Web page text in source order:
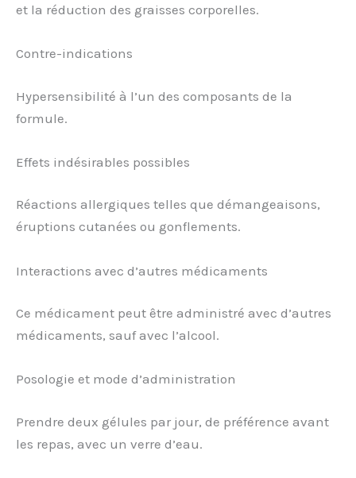
et la réduction des graisses corporelles.
Contre-indications
Hypersensibilité à l’un des composants de la
formule.
Effets indésirables possibles
Réactions allergiques telles que démangeaisons,
éruptions cutanées ou gonflements.
Interactions avec d’autres médicaments
Ce médicament peut être administré avec d’autres
médicaments, sauf avec l’alcool.
Posologie et mode d’administration
Prendre deux gélules par jour, de préférence avant
les repas, avec un verre d’eau.